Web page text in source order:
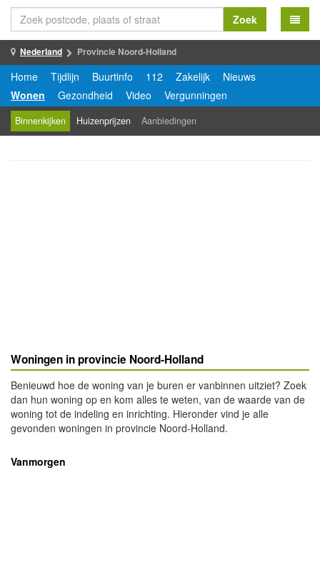
Zoek
Nederland Provincie Noord-Holland
Home Tijdlijn Buurtinfo 112 Zakelijk
Nieuws
Wonen
Gezondheid Video Vergunningen
Binnenkijken Huizenprijzen Aanbiedingen
Woningen in provincie Noord-Holland
Benieuwd hoe de woning van je buren er vanbinnen uitziet? Zoek
dan hun woning op en kom alles te weten, van de waarde van de
woning tot de indeling en inrichting. Hieronder vind je alle
gevonden woningen in provincie Noord-Holland.
Vanmorgen